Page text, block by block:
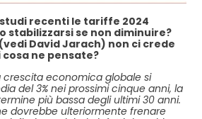
recenti le tariffe 2024
stabilizzarsi se non diminuire?
David Jarach) non ci crede
ne pensate?
crescita economica globale si
del 3% nei prossimi cinque anni, la
più bassa degli ultimi 30 anni.
dovrebbe ulteriormente frenare